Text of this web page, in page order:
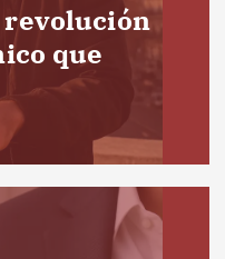
revolución
que